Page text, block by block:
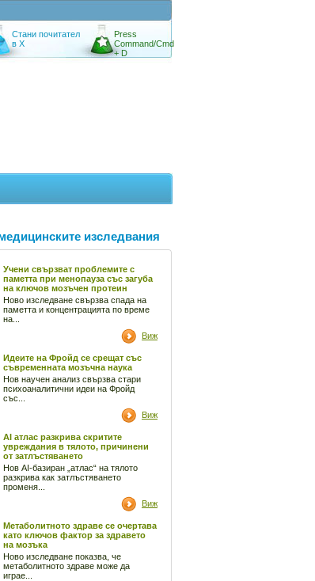
Стани почитател
в X
Press
Command/Cmd
+ D
изследвания
Учени свързват проблемите с
паметта при менопауза със загуба
на ключов мозъчен протеин
Ново изследване свързва спада на
паметта и концентрацията по време
на...
Виж
Идеите на Фройд се срещат със
съвременната мозъчна наука
Нов научен анализ свързва стари
психоаналитични идеи на Фройд
със...
Виж
AI атлас разкрива скритите
увреждания в тялото, причинени
от затлъстяването
Нов AI-базиран „атлас“ на тялото
разкрива как затлъстяването
променя...
Виж
Метаболитното здраве се очертава
като ключов фактор за здравето
на мозъка
Ново изследване показва, че
метаболитното здраве може да
играе...